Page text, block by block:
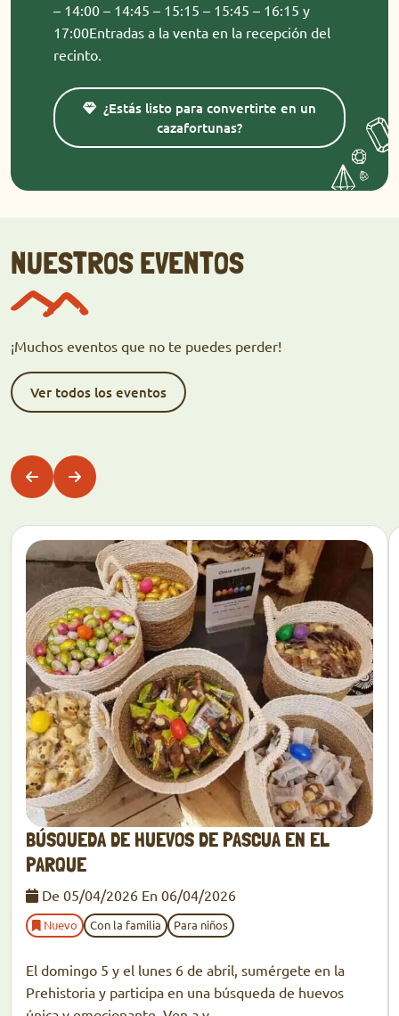
– 14:00 – 14:45 – 15:15 – 15:45 – 16:15 y
17:00Entradas a la venta en la recepción del
recinto.
¿Estás listo para convertirte en un
cazafortunas?
NUESTROS EVENTOS
¡Muchos eventos que no te puedes perder!
Ver todos los eventos
BÚSQUEDA DE HUEVOS DE PASCUA EN EL
PARQUE
De 05/04/2026 En 06/04/2026
Nuevo Con la familia Para niños
El domingo 5 y el lunes 6 de abril, sumérgete en la
Prehistoria y participa en una búsqueda de huevos
Descubrir